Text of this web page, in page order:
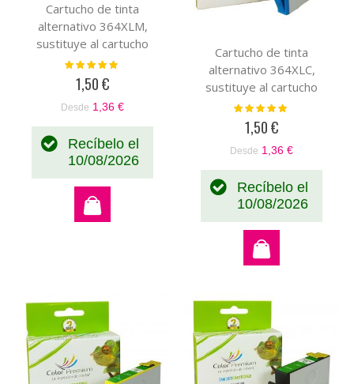
Cartucho de tinta
alternativo 364XLM,
sustituye al cartucho
original magenta
CB319EE-CB324EE
Valoración:
1,50 €
Desde 1,36 €
Recíbelo el
10/08/2026
Cartucho de tinta
alternativo 364XLC,
sustituye al cartucho
original cian CB318EE-
CB323EE
Valoración:
1,50 €
Desde 1,36 €
Recíbelo el
10/08/2026